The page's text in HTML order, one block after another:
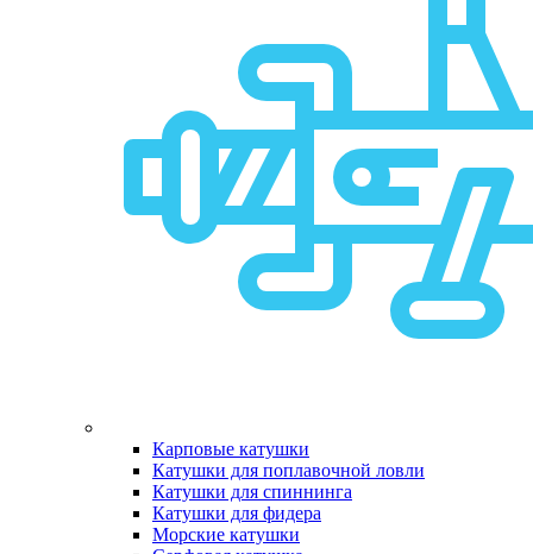
Карповые катушки
Катушки для поплавочной ловли
Катушки для спиннинга
Катушки для фидера
Морские катушки